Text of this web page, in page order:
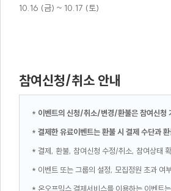
10.16 (금) ~ 10.17 (토)
참여신청/취소 안내
* 이벤트의 신청/취소/변경/환불은 참여신청
* 결제한 유료이벤트는 환불 시 결제 수단과
* 결제, 환불, 참여신청 수정/취소, 참여상태
* 이벤트 또는 그룹의 설정, 모집정원 초과 여
* 온오프믹스 결제서비스를 이용하는 이벤트